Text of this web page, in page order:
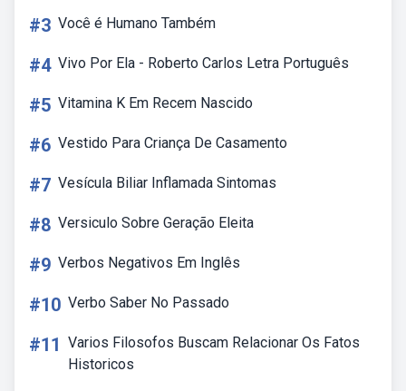
#3 Você é Humano Também
#4 Vivo Por Ela - Roberto Carlos Letra Português
#5 Vitamina K Em Recem Nascido
#6 Vestido Para Criança De Casamento
#7 Vesícula Biliar Inflamada Sintomas
#8 Versiculo Sobre Geração Eleita
#9 Verbos Negativos Em Inglês
#10 Verbo Saber No Passado
#11 Varios Filosofos Buscam Relacionar Os Fatos
Historicos